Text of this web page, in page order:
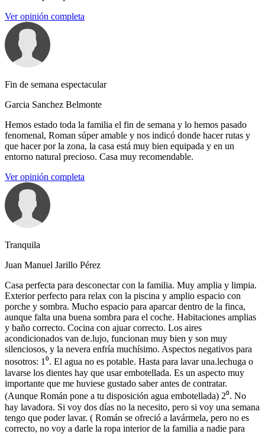
Ver opinión completa
Fin de semana espectacular
Garcia Sanchez Belmonte
Hemos estado toda la familia el fin de semana y lo hemos pasado
fenomenal, Roman súper amable y nos indicó donde hacer rutas y
que hacer por la zona, la casa está muy bien equipada y en un
entorno natural precioso. Casa muy recomendable.
Ver opinión completa
Tranquila
Juan Manuel Jarillo Pérez
Casa perfecta para desconectar con la familia. Muy amplia y limpia.
Exterior perfecto para relax con la piscina y amplio espacio con
porche y sombra. Mucho espacio para aparcar dentro de la finca,
aunque falta una buena sombra para el coche. Habitaciones amplias
y baño correcto. Cocina con ajuar correcto. Los aires
acondicionados van de.lujo, funcionan muy bien y son muy
silenciosos, y la nevera enfría muchísimo. Aspectos negativos para
nosotros: 1⁰. El agua no es potable. Hasta para lavar una.lechuga o
lavarse los dientes hay que usar embotellada. Es un aspecto muy
importante que me huviese gustado saber antes de contratar.
(Aunque Román pone a tu disposición agua embotellada) 2⁰. No
hay lavadora. Si voy dos días no la necesito, pero si voy una semana
tengo que poder lavar. ( Román se ofreció a lavármela, pero no es
correcto, no voy a darle la ropa interior de la familia a nadie para